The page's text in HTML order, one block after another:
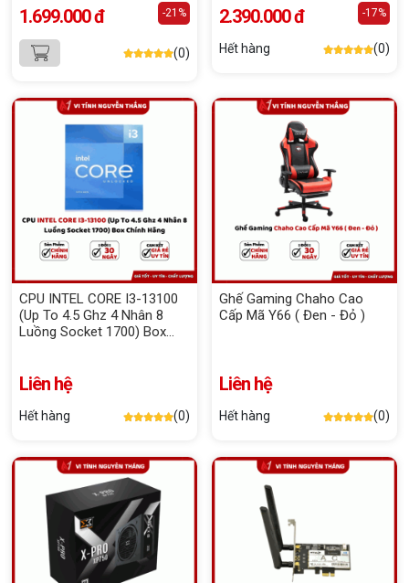
1.699.000 đ -21%
(0)
2.390.000 đ -17%
Hết hàng (0)
CPU INTEL CORE I3-13100
(Up To 4.5 Ghz 4 Nhân 8
Luồng Socket 1700) Box
Liên hệ
Hết hàng (0)
Ghế Gaming Chaho Cao
Cấp Mã Y66 ( Đen - Đỏ )
Liên hệ
Hết hàng (0)